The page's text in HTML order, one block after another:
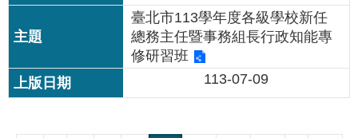
臺北市113學年度各級學校新任
總務主任暨事務組長行政知能專
修研習班
113-07-09